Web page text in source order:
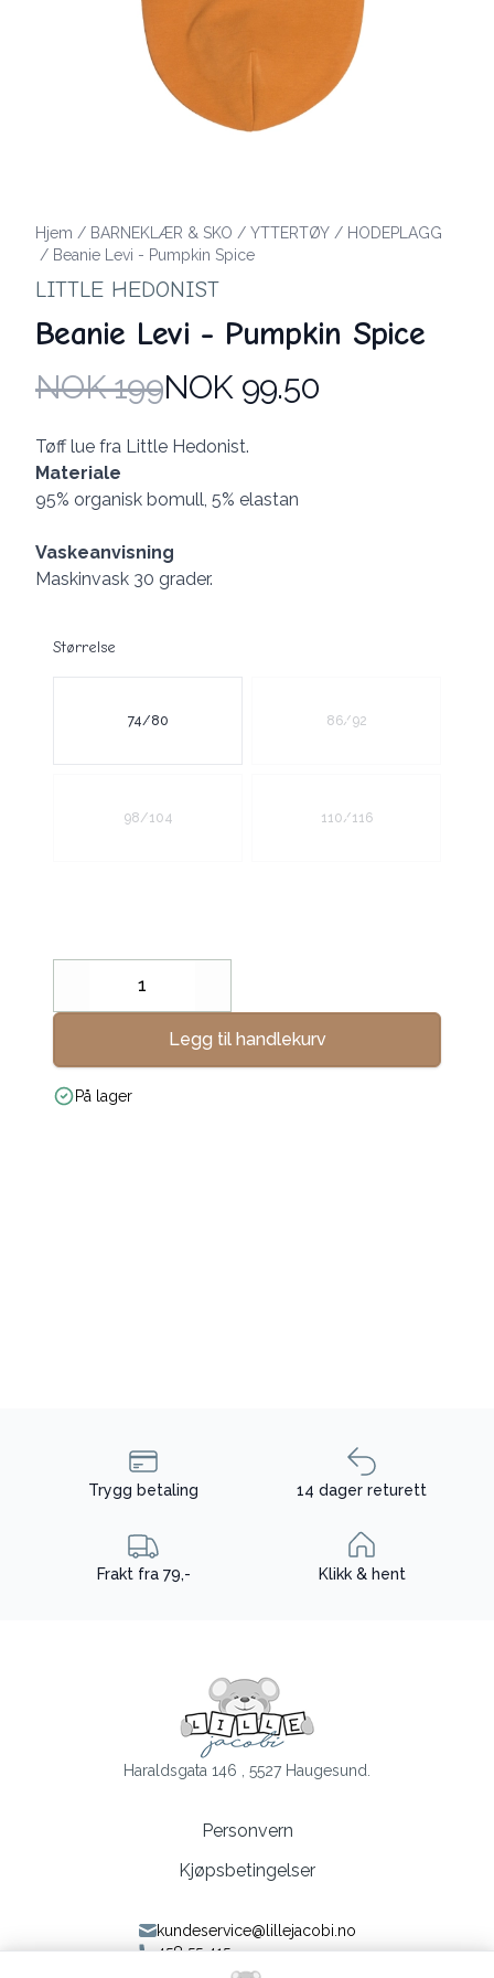
Hjem / BARNEKLÆR & SKO / YTTERTØY / HODEPLAGG
/ Beanie Levi - Pumpkin Spice
LITTLE HEDONIST
Beanie Levi - Pumpkin Spice
Produktdetaljer
NOK 199NOK 99.50
Description
Tøff lue fra Little Hedonist.
Materiale
95% organisk bomull, 5% elastan
Vaskeanvisning
Maskinvask 30 grader.
Størrelse
Velg en Størrelse
74/80 86/92
98/104 110/116
Decrease
Legg til handlekurv
På lager
Trygg betaling 14 dager returett
Frakt fra 79,- Klikk & hent
Haraldsgata 146 , 5527 Haugesund.
Personvern
Kjøpsbetingelser
kundeservice@lillejacobi.no
458 55 415